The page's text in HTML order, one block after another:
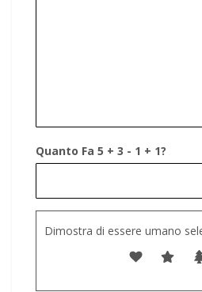
Quanto Fa 5 + 3 - 1 + 1?
Dimostra di essere umano